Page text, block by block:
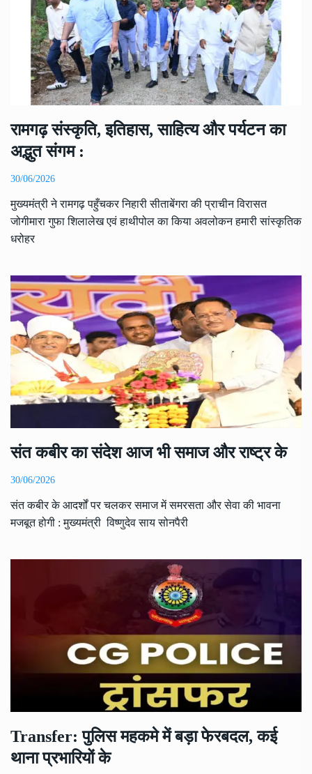
रामगढ़ संस्कृति, इतिहास, साहित्य और पर्यटन का
अद्भुत संगम :
30/06/2026
मुख्यमंत्री ने रामगढ़ पहुँचकर निहारी सीताबेंगरा की प्राचीन विरासत
जोगीमारा गुफा शिलालेख एवं हाथीपोल का किया अवलोकन हमारी सांस्कृतिक
धरोहर
संत कबीर का संदेश आज भी समाज और राष्ट्र के
30/06/2026
संत कबीर के आदर्शों पर चलकर समाज में समरसता और सेवा की भावना
मजबूत होगी : मुख्यमंत्री विष्णुदेव साय सोनपैरी
Transfer: पुलिस महकमे में बड़ा फेरबदल, कई
थाना प्रभारियों के